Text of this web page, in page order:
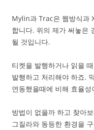
Mylin과 Trac은 웹방식과
합니다. 위의 제가 써놓은
될 것입니다.
티켓을 발행하거나 읽을
발행하고 처리해야 하죠.
연동했을때에 비해 효율
방법이 없을까 하고 찾아
그질라와 동등한 환경을